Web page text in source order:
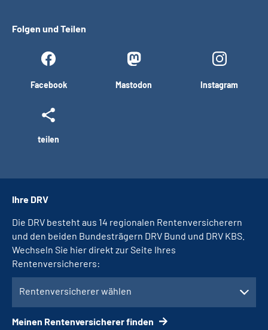
Folgen und Teilen
Facebook Mastodon Instagram
teilen
Ihre DRV
Die DRV besteht aus 14 regionalen Rentenversicherern
und den beiden Bundesträgern DRV Bund und DRV KBS.
Wechseln Sie hier direkt zur Seite Ihres
Rentenversicherers:
Rentenversicherer wählen
Meinen Rentenversicherer finden